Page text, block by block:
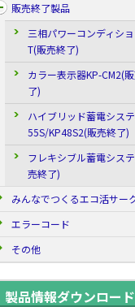
販売終了製品
三相パワーコンディシ
T(販売終了)
カラー表示器KP-CM2(
了)
ハイブリッド蓄電シス
55S/KP48S2(販売終了)
フレキシブル蓄電シス
売終了)
みんなでつくるエコ活サー
エラーコード
その他
製品情報ダウンロード